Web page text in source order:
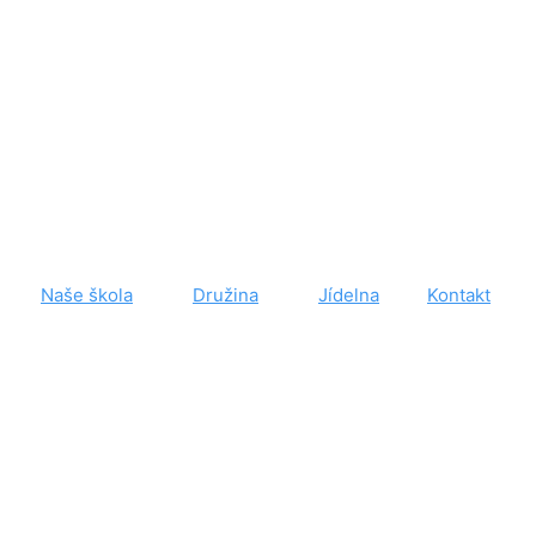
Naše škola Družina Jídelna Kontakt